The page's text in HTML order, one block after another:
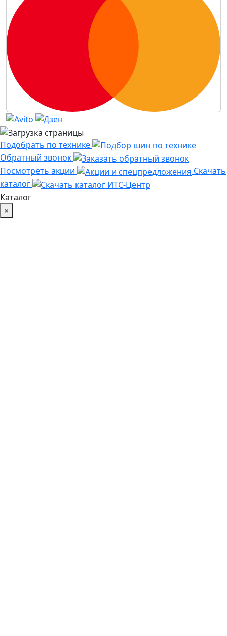
Подобрать по технике
Обратный звонок
Посмотреть акции
Скачать
каталог
Каталог
×